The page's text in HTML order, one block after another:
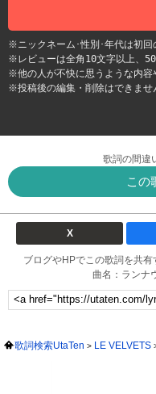
※ニックネーム･性別･年代は初回
※レビューは全角10文字以上、
※他の人が不快に思うような内容
※投稿後の編集・削除はできませ
歌詞の間違
この
X
ブログやHPでこの歌詞を共
曲名：ランナ
歌詞検索UtaTen LE VELVETS